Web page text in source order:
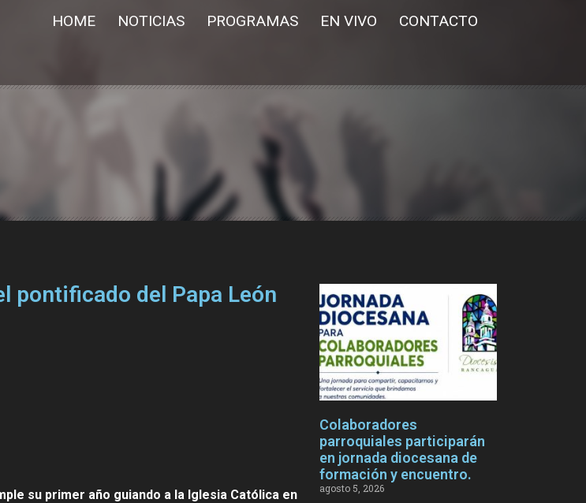
HOME NOTICIAS PROGRAMAS EN VIVO CONTACTO
pontificado del Papa León
su primer año guiando a la Iglesia Católica en
Colaboradores
parroquiales participarán
en jornada diocesana de
formación y encuentro.
agosto 5, 2026